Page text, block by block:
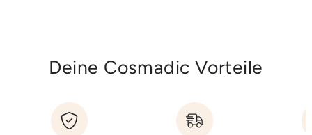
Deine Cosmadic Vorteile